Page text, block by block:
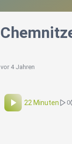
vor 4 Jahren
22 Minuten 0